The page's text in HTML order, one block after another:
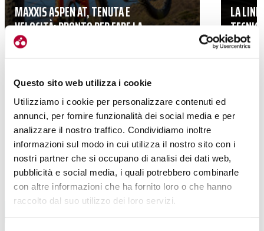
Questo sito web utilizza i cookie
Utilizziamo i cookie per personalizzare contenuti ed
annunci, per fornire funzionalità dei social media e per
analizzare il nostro traffico. Condividiamo inoltre
informazioni sul modo in cui utilizza il nostro sito con i
nostri partner che si occupano di analisi dei dati web,
pubblicità e social media, i quali potrebbero combinarle
con altre informazioni che ha fornito loro o che hanno
raccolto dal suo utilizzo dei loro servizi.
MAXXIS ASPEN AT, TENUTA E
VELOCITÀ: PRONTO PER FARE LA
DIFFERENZA
LA
MTB
BIKE HOTEL